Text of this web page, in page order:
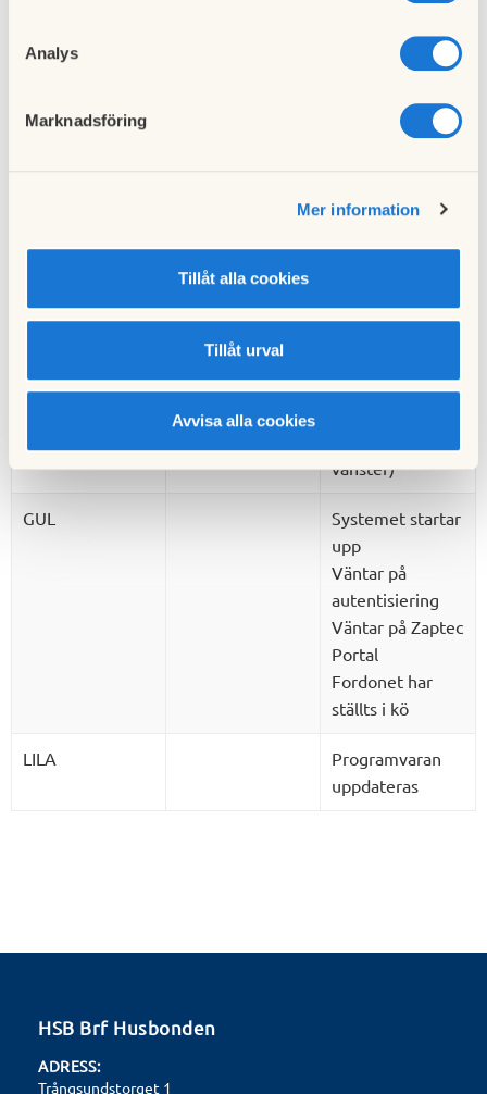
Analys
Marknadsföring
Mer information
Tillåt alla cookies
Tillåt urval
Avvisa alla cookies
Vad betyder färgerna på statusindikatorn ("Z")?
Färg Blinkande
OK
Ansluten till ett
fordon och klar
för laddning
RÖD
Fel (Se
felsökning till
Autentisiering
vänster)
GUL
Systemet startar
upp
Väntar på
autentisiering
Väntar på Zaptec
Portal
Fordonet har
ställts i kö
LILA
Programvaran
uppdateras
HSB Brf Husbonden
ADRESS:
Trångsundstorget 1